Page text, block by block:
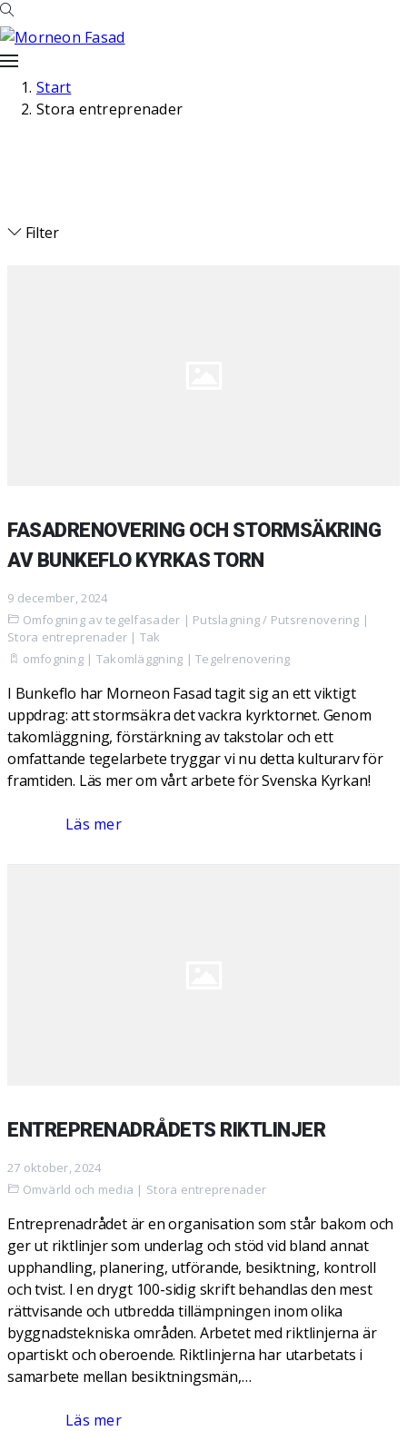
Start
Stora entreprenader
Filter
FASADRENOVERING OCH STORMSÄKRING
AV BUNKEFLO KYRKAS TORN
9 december, 2024
Omfogning av tegelfasader | Putslagning / Putsrenovering |
Stora entreprenader | Tak
omfogning | Takomläggning |Tegelrenovering
I Bunkeflo har Morneon Fasad tagit sig an ett viktigt
uppdrag: att stormsäkra det vackra kyrktornet. Genom
takomläggning, förstärkning av takstolar och ett
omfattande tegelarbete tryggar vi nu detta kulturarv för
framtiden. Läs mer om vårt arbete för Svenska Kyrkan!
Läs mer
ENTREPRENADRÅDETS RIKTLINJER
27 oktober, 2024
Omvärld och media | Stora entreprenader
Entreprenadrådet är en organisation som står bakom och
ger ut riktlinjer som underlag och stöd vid bland annat
upphandling, planering, utförande, besiktning, kontroll
och tvist. I en drygt 100-sidig skrift behandlas den mest
rättvisande och utbredda tillämpningen inom olika
byggnadstekniska områden. Arbetet med riktlinjerna är
opartiskt och oberoende. Riktlinjerna har utarbetats i
samarbete mellan besiktningsmän,…
Läs mer